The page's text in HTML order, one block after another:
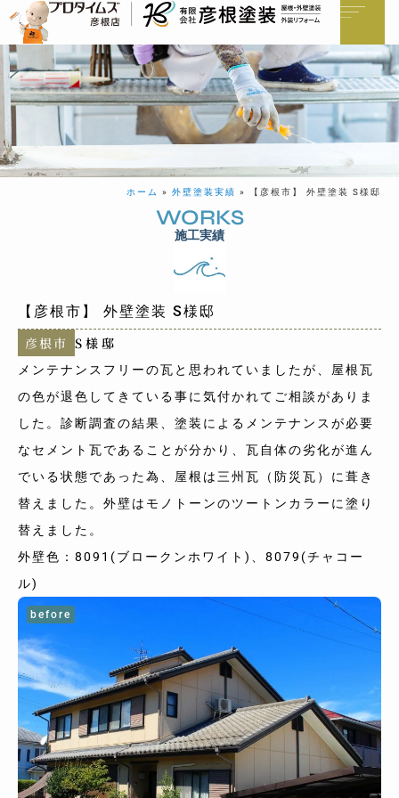
ホーム » 外壁塗装実績 » 【彦根市】 外壁塗装 S様邸
WORKS
施工実績
【彦根市】 外壁塗装 S様邸
彦根市 S様邸
メンテナンスフリーの瓦と思われていましたが、屋根瓦
の色が退色してきている事に気付かれてご相談がありま
した。診断調査の結果、塗装によるメンテナンスが必要
なセメント瓦であることが分かり、瓦自体の劣化が進ん
でいる状態であった為、屋根は三州瓦（防災瓦）に葺き
替えました。外壁はモノトーンのツートンカラーに塗り
替えました。
外壁色：8091(ブロークンホワイト)、8079(チャコー
ル)
before